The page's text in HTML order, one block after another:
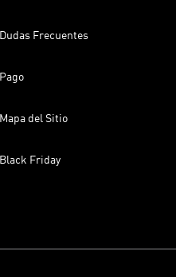
Dudas Frecuentes
Pago
Mapa del Sitio
Black Friday